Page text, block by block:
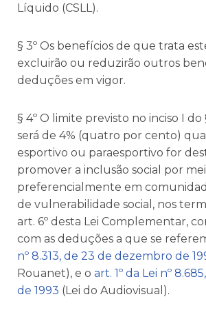
Líquido (CSLL).
§ 3º Os benefícios de que trata
excluirão ou reduzirão outros
deduções em vigor.
§ 4º O limite previsto no inciso I do
será de 4% (quatro por cento)
esportivo ou paraesportivo for
promover a inclusão social por
preferencialmente em
de vulnerabilidade social, nos
art. 6º desta Lei Complementar,
com as deduções a que se
nº 8.313, de 23 de dezembro de
Rouanet), e o art. 1º da Lei nº
de 1993 (Lei do Audiovisual).